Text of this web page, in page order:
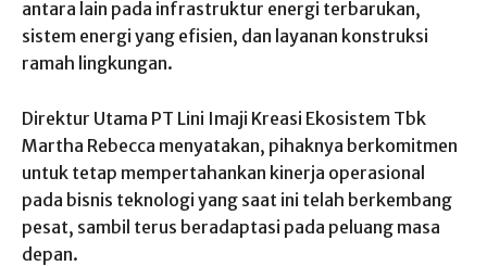
antara lain pada infrastruktur energi terbarukan,
sistem energi yang efisien, dan layanan konstruksi
ramah lingkungan.
Direktur Utama PT Lini Imaji Kreasi Ekosistem Tbk
Martha Rebecca menyatakan, pihaknya berkomitmen
untuk tetap mempertahankan kinerja operasional
pada bisnis teknologi yang saat ini telah berkembang
pesat, sambil terus beradaptasi pada peluang masa
depan.